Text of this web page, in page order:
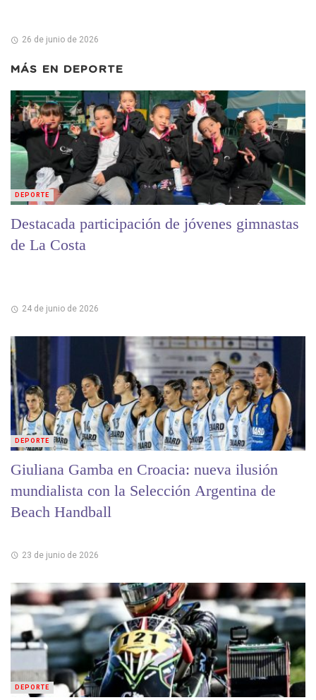
26 de junio de 2026
MÁS EN DEPORTE
Destacada participación de jóvenes gimnastas
de La Costa
24 de junio de 2026
DEPORTE
Giuliana Gamba en Croacia: nueva ilusión
mundialista con la Selección Argentina de
Beach Handball
23 de junio de 2026
DEPORTE
DEPORTE